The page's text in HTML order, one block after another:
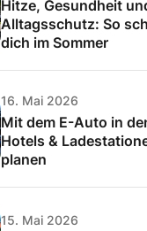
Hitze, Gesundheit
Alltagsschutz: So
dich im Sommer
16. Mai 2026
Mit dem E-Auto in
Hotels &
planen
15. Mai 2026